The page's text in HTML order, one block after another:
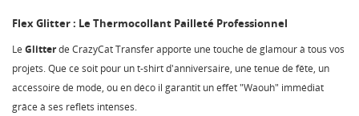
Flex Glitter : Le Thermocollant Pailleté Professionnel
Le Glitterde CrazyCat Transfer apporte une touche de glamour à tous vos
projets. Que ce soit pour un t-shirt d'anniversaire, une tenue de fête, un
accessoire de mode, ou en déco il garantit un effet "Waouh" immédiat
grâce à ses reflets intenses.